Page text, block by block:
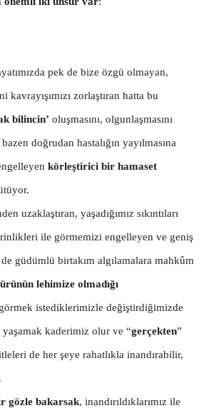
pek de bize özgü olmayan,
kavrayışımızı zorlaştıran hatta bu
bilincin’ oluşmasını, olgunlaşmasını
doğrudan hastalığın yayılmasına
körleştirici bir hamaset
uzaklaştıran, yaşadığımız sıkıntıları
ile görmemizi engelleyen ve geniş
güdümlü birtakım algılamalara mahkûm
lehimize olmadığı
istediklerimizle değiştirdiğimizde
kaderimiz olur ve “gerçekten”
de her şeye rahatlıkla inandırabilir,
gözle bakarsak, inandırıldıklarımız ile